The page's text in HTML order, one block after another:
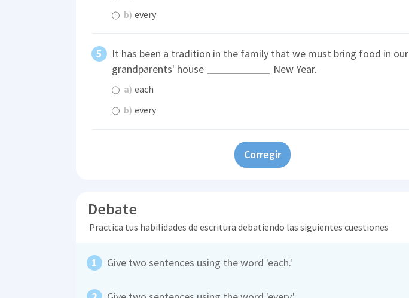
b) every
It has been a tradition in the family that we must bring food in our
grandparents' house
New Year.
a) each
b) every
Corregir
Debate
Practica tus habilidades de escritura debatiendo las siguientes cuestiones
Give two sentences using the word 'each.'